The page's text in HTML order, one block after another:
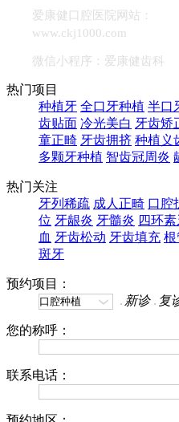
爱康健口腔医院网站：
www.ckj1000.com
微信小程序：爱康健齿科
热门项目
种植牙 全口牙种植 半口
齿贴面 冷光美白 牙齿矫
童正畸 牙齿拥挤 种植义
多颗牙种植 智齿冠周炎
热门关注
牙列稀疏 成人正畸 口腔
位 牙龈炎 牙髓炎 四环
血 牙齿松动 牙齿填充 根
斑牙
预约项目：
新诊
复
您的称呼：
联系电话：